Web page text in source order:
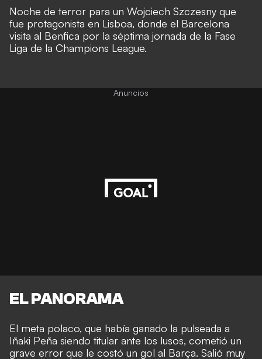
Noche de terror para un Wojciech Szczesny que
fue protagonista en Lisboa, donde el Barcelona
visita al Benfica por la séptima jornada de la Fase
Liga de la Champions League.
Anuncios
EL PANORAMA
El meta polaco, que había ganado la pulseada a
Iñaki Peña siendo titular ante los lusos, cometió un
grave error que le costó un gol al Barça. Salió muy